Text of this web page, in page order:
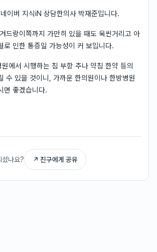
이버 지식iN 상담한의사 박재준입니다.
드랑이쪽까지 가만히 있을 때도 욱씬거리고 아
로 인한 통증일 가능성이 커 보입니다.
에서 시행하는 침 부항 추나 약침 한약 등의
수 있을 것이니, 가까운 한의원이나 한방병원
면 좋겠습니다.
셨나요? ↗ 친구에게 공유